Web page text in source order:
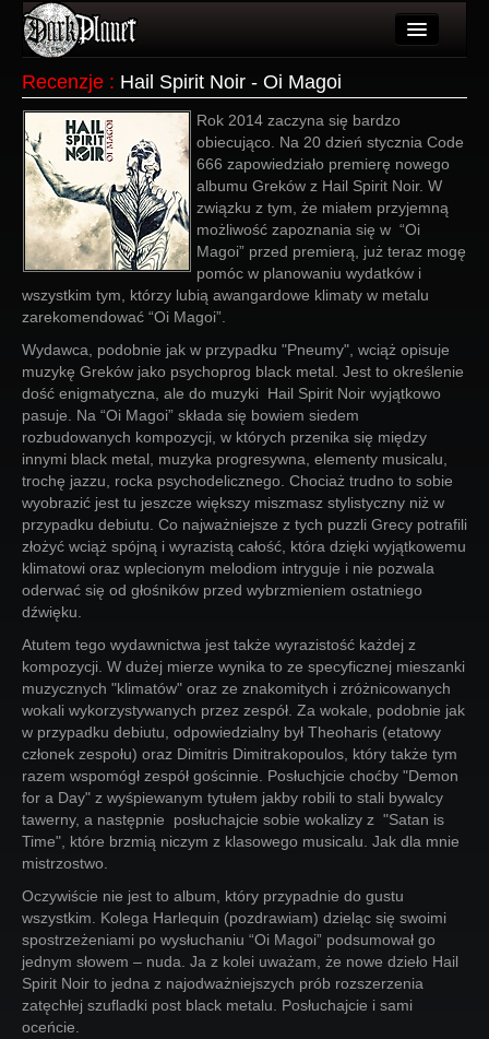
Użytkownicy
Wydarzenia
Galeria
Forum
Login
Recenzje : Hail Spirit Noir - Oi Magoi
Rok 2014 zaczyna się bardzo
obiecująco. Na 20 dzień stycznia Code
666 zapowiedziało premierę nowego
albumu Greków z Hail Spirit Noir. W
związku z tym, że miałem przyjemną
możliwość zapoznania się w “Oi
Magoi” przed premierą, już teraz mogę
pomóc w planowaniu wydatków i
wszystkim tym, którzy lubią awangardowe klimaty w metalu
zarekomendować “Oi Magoi”.
Wydawca, podobnie jak w przypadku "Pneumy", wciąż opisuje
muzykę Greków jako psychoprog black metal. Jest to określenie
dość enigmatyczna, ale do muzyki Hail Spirit Noir wyjątkowo
pasuje. Na “Oi Magoi” składa się bowiem siedem
rozbudowanych kompozycji, w których przenika się między
innymi black metal, muzyka progresywna, elementy musicalu,
trochę jazzu, rocka psychodelicznego. Chociaż trudno to sobie
wyobrazić jest tu jeszcze większy miszmasz stylistyczny niż w
przypadku debiutu. Co najważniejsze z tych puzzli Grecy potrafili
złożyć wciąż spójną i wyrazistą całość, która dzięki wyjątkowemu
klimatowi oraz wplecionym melodiom intryguje i nie pozwala
oderwać się od głośników przed wybrzmieniem ostatniego
dźwięku.
Atutem tego wydawnictwa jest także wyrazistość każdej z
kompozycji. W dużej mierze wynika to ze specyficznej mieszanki
muzycznych "klimatów" oraz ze znakomitych i zróżnicowanych
wokali wykorzystywanych przez zespół. Za wokale, podobnie jak
w przypadku debiutu, odpowiedzialny był Theoharis (etatowy
członek zespołu) oraz Dimitris Dimitrakopoulos, który także tym
razem wspomógł zespół gościnnie. Posłuchjcie choćby "Demon
for a Day" z wyśpiewanym tytułem jakby robili to stali bywalcy
tawerny, a następnie posłuchajcie sobie wokalizy z "Satan is
Time", które brzmią niczym z klasowego musicalu. Jak dla mnie
mistrzostwo.
Oczywiście nie jest to album, który przypadnie do gustu
wszystkim. Kolega Harlequin (pozdrawiam) dzieląc się swoimi
spostrzeżeniami po wysłuchaniu “Oi Magoi” podsumował go
jednym słowem – nuda. Ja z kolei uważam, że nowe dzieło Hail
Spirit Noir to jedna z najodważniejszych prób rozszerzenia
zatęchłej szufladki post black metalu. Posłuchajcie i sami
oceńcie.